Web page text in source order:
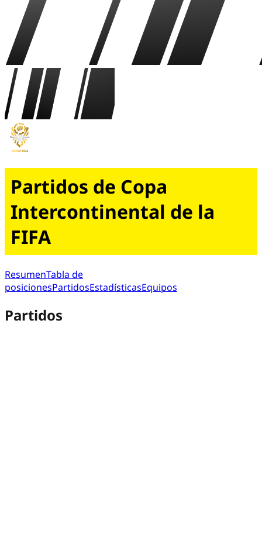
Partidos de Copa
Intercontinental de la
FIFA
ResumenTabla de
posicionesPartidosEstadísticasEquipos
Partidos